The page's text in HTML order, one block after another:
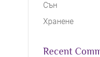
Сън
Хранене
Recent